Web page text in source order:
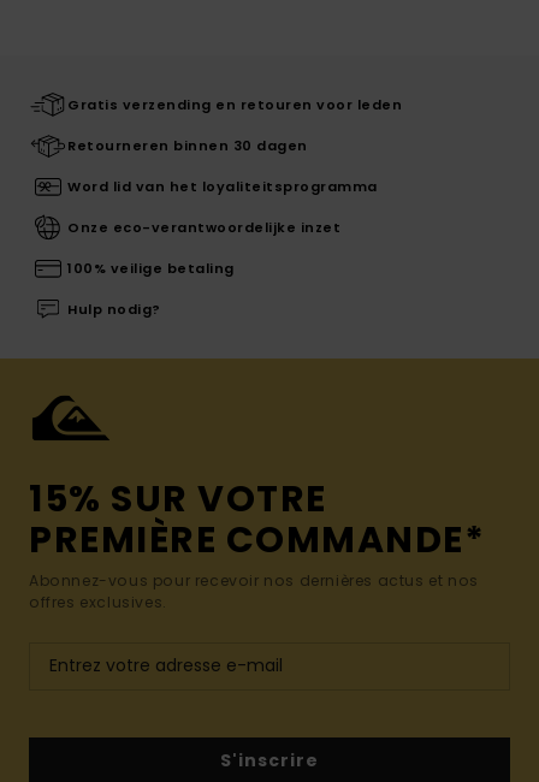
Gratis verzending en retouren voor leden
Retourneren binnen 30 dagen
Word lid van het loyaliteitsprogramma
Onze eco-verantwoordelijke inzet
100% veilige betaling
Hulp nodig?
15% SUR VOTRE
PREMIÈRE COMMANDE*
Abonnez-vous pour recevoir nos dernières actus et nos
offres exclusives.
S'inscrire